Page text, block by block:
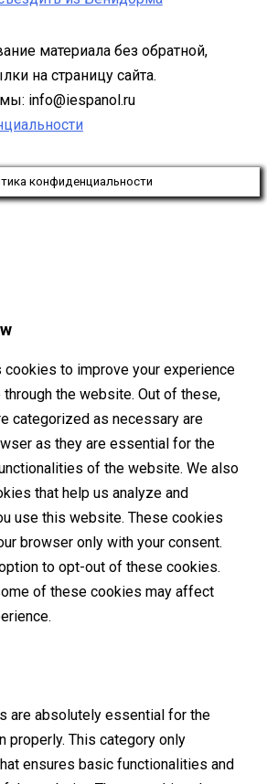
материала без обратной,
на страницу сайта.
info@iespanol.ru
конфиденциальности
to improve your experience
the website. Out of these,
categorized as necessary are
as they are essential for the
of the website. We also
that help us analyze and
use this website. These cookies
browser only with your consent.
to opt-out of these cookies.
of these cookies may affect
are absolutely essential for the
properly. This category only
ensures basic functionalities and